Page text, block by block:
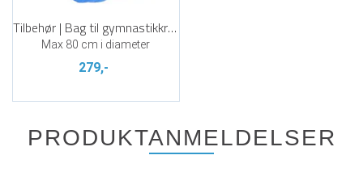
Tilbehør | Bag til gymnastikkringer
Max 80 cm i diameter
279,-
PRODUKTANMELDELSER